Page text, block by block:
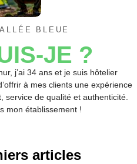
BLEUE
JE ?
j’ai 34 ans et je suis hôtelier
à mes clients une expérience
service de qualité et authenticité.
mon établissement !
articles